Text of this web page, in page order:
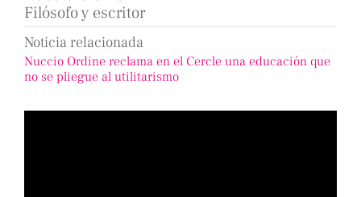
Filósofo y escritor
Noticia relacionada
Nuccio Ordine reclama en el Cercle una educación que
no se pliegue al utilitarismo